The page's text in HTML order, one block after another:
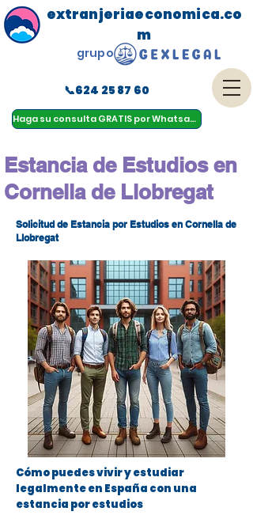
Haga su consulta GRATIS por Whatsapp
menu
extranjeriaeconomica.co
m
📞624 25 87 60
grupo
Estancia de Estudios en
Cornella de Llobregat
Solicitud de Estancia por Estudios en Cornella de
Llobregat
Cómo puedes vivir y estudiar
legalmente en España con una
estancia por estudios